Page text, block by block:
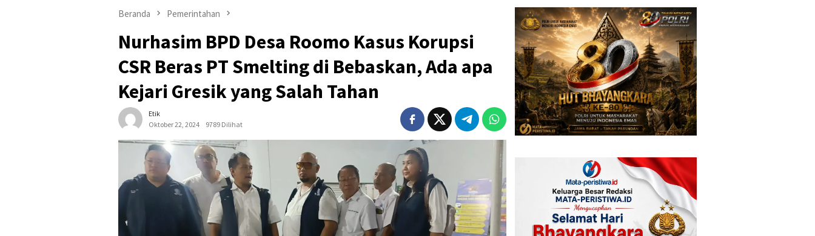
Beranda Pemerintahan
Nurhasim BPD Desa Roomo Kasus Korupsi
CSR Beras PT Smelting di Bebaskan, Ada apa
Kejari Gresik yang Salah Tahan
Etik
Oktober 22, 2024
9789 Dilihat